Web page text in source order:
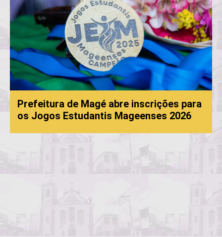
Prefeitura de Magé abre inscrições para
os Jogos Estudantis Mageenses 2026